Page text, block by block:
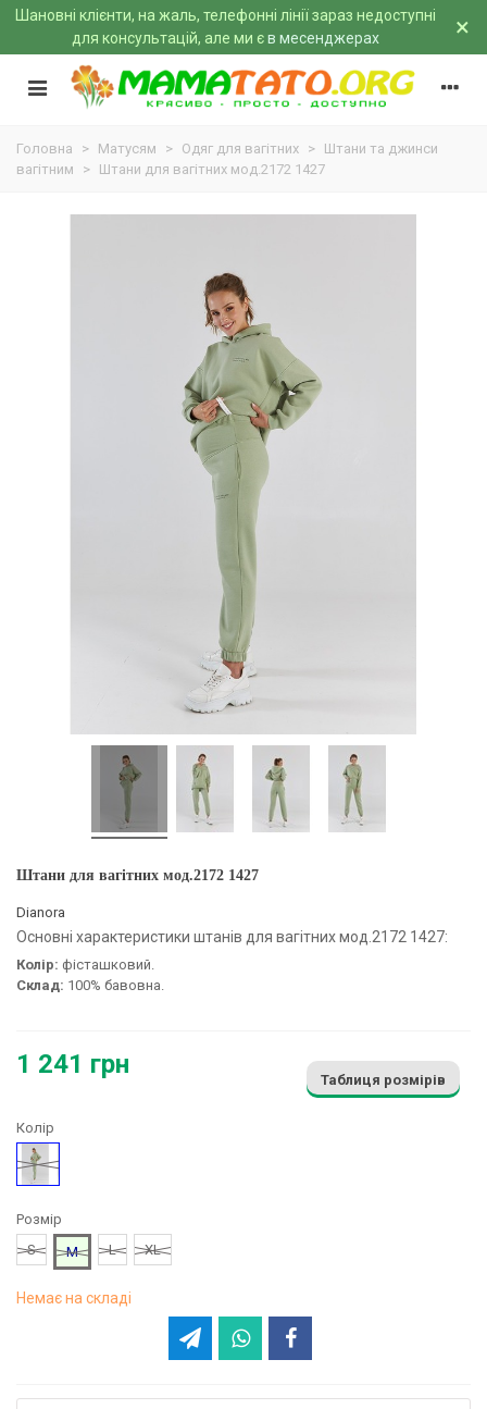
Шановні клієнти, на жаль, телефонні лінії зараз недоступні
для консультацій, але ми єв месенджерах ×
Головна > Матусям > Одяг для вагітних > Штани та джинси
вагітним
> Штани для вагітних мод.2172 1427
Штани для вагітних мод.2172 1427
Dianora
Основні характеристики штанів для вагітних мод.2172 1427:
Колір: фісташковий.
Склад: 100% бавовна.
1 241 грн
Таблиця розмірів
Колір
Зелений
Розмір
S
M L XL
Немає на складі